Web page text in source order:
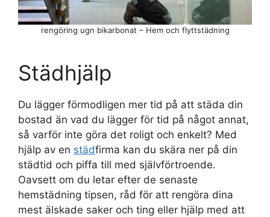
Städhjälp
Du lägger förmodligen mer tid på att städa din
bostad än vad du lägger för tid på något annat,
så varför inte göra det roligt och enkelt? Med
hjälp av en städfirma kan du skära ner på din
städtid och piffa till med självförtroende.
Oavsett om du letar efter de senaste
hemstädning tipsen, råd för att rengöra dina
mest älskade saker och ting eller hjälp med att
rengöring ugn bikarbonat – Hem och flyttstädning